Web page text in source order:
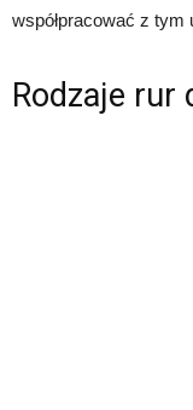
współpracować z tym
Rodzaje rur